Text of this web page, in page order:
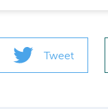
Tweet